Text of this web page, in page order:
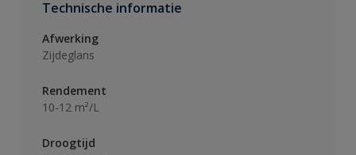
Technische informatie
Afwerking
Zijdeglans
Rendement
10-12 m²/L
Droogtijd